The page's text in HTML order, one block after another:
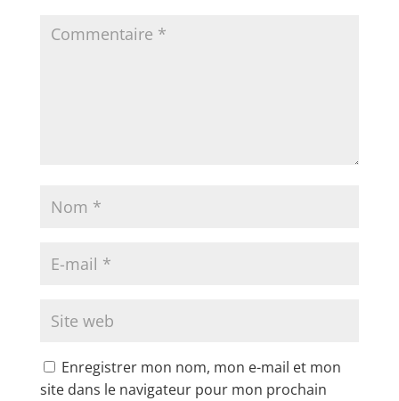
Enregistrer mon nom, mon e-mail et mon
site dans le navigateur pour mon prochain